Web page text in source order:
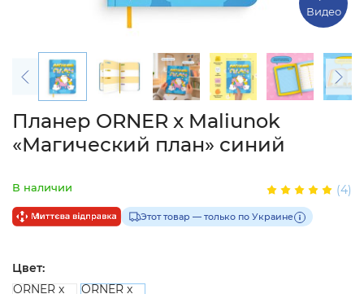
Видео
Планер ORNER x Maliunok
«Магический план» синий
В наличии (4)
Этот товар — только по Украине
Цвет: